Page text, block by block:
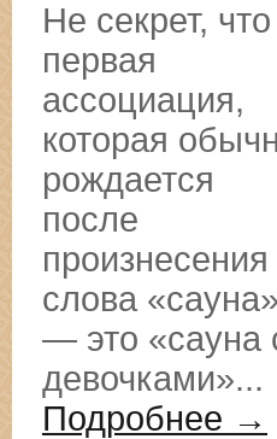
Не секрет, что
первая
ассоциация,
которая
рождается
после
произнесения
слова «сауна»
— это «сауна
девочками»...
Подробнее →